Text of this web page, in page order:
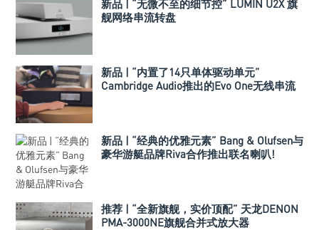
新品 | “无微不至的细节控” LUMIN U2X 旗
舰网络串流转盘
新品 | “内置了14只单体驱动单元”
Cambridge Audio推出的Evo One无线串流
新品 | “经典的优雅元素” Bang & Olufsen与
豪华游艇品牌Riva合作推出联名喇叭!
推荐 | “全新旗舰，实价顶配” 天龙DENON
PMA-3000NE旗舰合并式放大器